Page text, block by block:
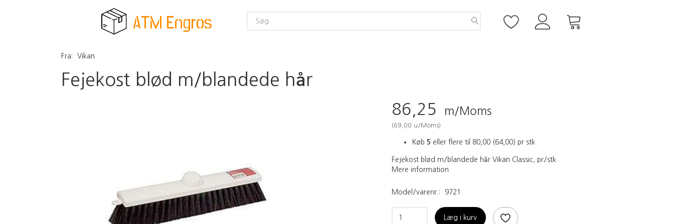
Fra: Vikan
Fejekost blød m/blandede hår
86,25 m/Moms
(69,00 u/Moms)
Køb 5 eller flere til 80,00 (64,00) pr stk.
Fejekost blød m/blandede hår Vikan Classic, pr/stk
Mere information
Model/varenr.: 9721
Læg i kurv